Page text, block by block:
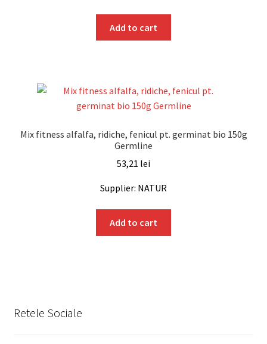
Add to cart
Mix fitness alfalfa, ridiche, fenicul pt. germinat bio 150g
Germline
53,21 lei
Supplier: NATUR
Add to cart
Retele Sociale